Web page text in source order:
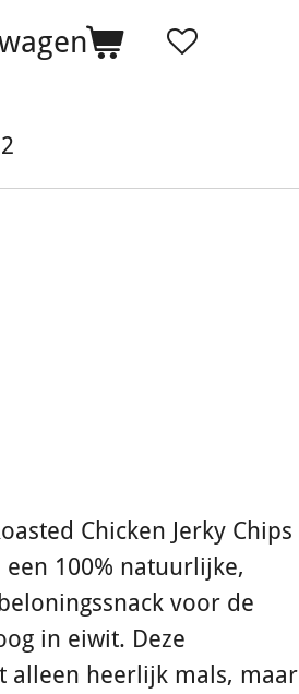
Chicken Jerky Chips
100% natuurlijke,
voor de
in eiwit. Deze
alleen heerlijk mals, maar